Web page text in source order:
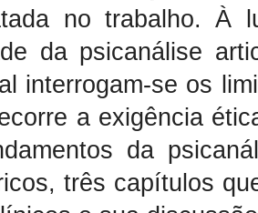
no trabalho. À
da psicanálise
interrogam-se os
a exigência
da
três capítulos